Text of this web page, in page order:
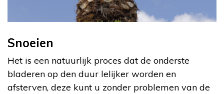
Snoeien
Het is een natuurlijk proces dat de onderste
bladeren op den duur lelijker worden en
afsterven, deze kunt u zonder problemen van de